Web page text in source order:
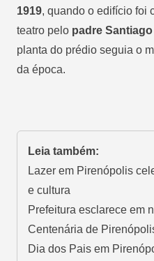
1919, quando o edifício foi
teatro pelo padre
planta do prédio seguia o
da época.
Leia também:
Lazer em Pirenópolis
e cultura
Prefeitura esclarece em
Centenária de
Dia dos Pais em